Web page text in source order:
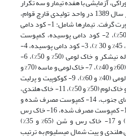
آزمایشی با هفده تیمار و سه تکرار
در قالب طرح کاملاً تصادفی در سال 1389 در واحد تولیدی قارچ قوام،
واقع در شهرستان شهریار صورت گرفت. تیمارها شامل: 1- کود دامی
پوسیده و خاک لومی (50% و 50%)، 2- کود دامی پوسیده، کمپوست
مصرف شده و خاک لومی (25%، 45% و 30 %)، 3- کود دامی پوسیده، 4-
خاک لوم نیمه سنگین، 5- تفاله نیشکر و خاک لومی (50% و 50%)، 6-
کمپوست مصرف شده و ماسه (60% و 40%)، 7- خاک لومی و ماسه (70% و
30%)، 8- سبوس برنج و خاک لومی (40% و 60%)، 9- کوکوپیت و پرلیت
(60% و 40%)، 10-ضایعات چای و خاک لوم (50% و 50%)، 11- خاک هلندی،
12-پیت‌های شمال، 13- پیت‌های جنوب، 14- کمپوست مصرف شده و
پیت‌های شمال (40% و 60%)، 15- کمپوست مصرف شده، 16- خاک رس
و پیت‌های شمال (65% و 35%) و 17- خاک رس و شن (65% و 35%)
و پیت شمال میسلیوم به ترتیب